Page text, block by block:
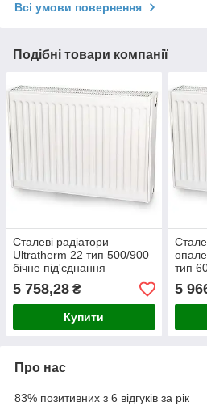
Всі умови повернення
Подібні товари компанії
Сталеві радіатори
Ultratherm 22 тип 500/900
бічне під'єднання
5 758,28 ₴
Купити
тип
5
Про нас
83% позитивних з 6 відгуків за рік